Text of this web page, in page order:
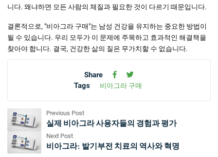
니다. 왜냐하면 모든 사람의 체질과 필요한 것이 다르기 때문입니다.
결론적으로, "비아그라 구매"는 남성 건강을 유지하는 중요한 방법이
될 수 있습니다. 우리 모두가 이 문제에 주목하고 효과적인 해결책을
찾아야 합니다. 결국, 건강한 삶의 질은 무가치할 수 없습니다.
Share
Tags
비아그라 구매
Previous Post
실제 비아그라 사용자들의 경험과 평가
Next Post
비아그라: 발기부전 치료의 역사와 혁명